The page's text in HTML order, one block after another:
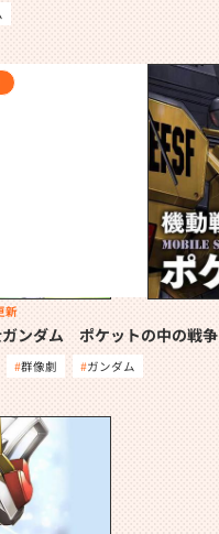
新
ンダム ポケットの中の戦争
群像劇 ガンダム